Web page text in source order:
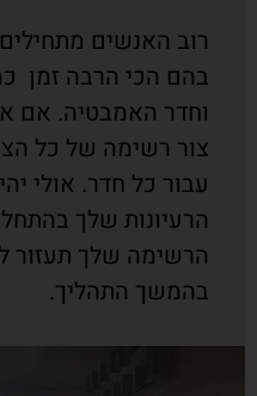
רוב האנשים
בהם הכי הרבה זמן
וחדר האמבטיה. אם
צור רשימה של כל
עבור כל חדר. אולי
הרעיונות שלך
הרשימה שלך תעזור
בהמשך התהליך.